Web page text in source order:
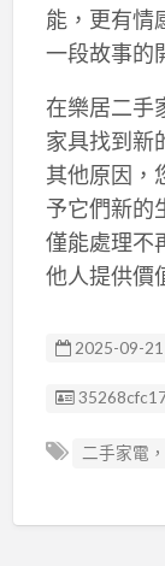
能，更有情
一段故事的
在樂居二手
家具找到新
其他原因，
予它們新的
僅能處理不
他人提供價
2025-09-
廣告编號
二手家電